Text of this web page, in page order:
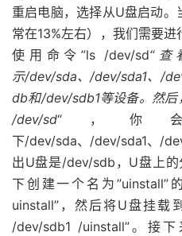
重启电脑，选择从U盘启动
常在13%左右），我们需要
使用命令”ls /dev/sd“查
示/dev/sda、/dev/sda1、/
db和/dev/sdb1等设备。然后
/dev/sd“，你
下/dev/sda、/dev/sda1、/
出U盘是/dev/sdb，U盘上
下创建一个名为”uinstall”
uinstall”，然后将U盘挂载
/dev/sdb1 /uinstall”。接